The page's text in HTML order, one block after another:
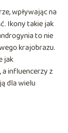
wpływając na
Ikony takie jak
to nie
krajobrazu.
jak
influencerzy z
dla wielu